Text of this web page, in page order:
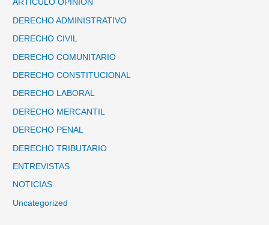
ARTICULO OPINION
DERECHO ADMINISTRATIVO
DERECHO CIVIL
DERECHO COMUNITARIO
DERECHO CONSTITUCIONAL
DERECHO LABORAL
DERECHO MERCANTIL
DERECHO PENAL
DERECHO TRIBUTARIO
ENTREVISTAS
NOTICIAS
Uncategorized